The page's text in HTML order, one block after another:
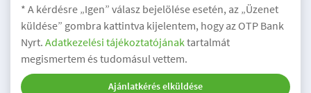
* A kérdésre „Igen” válasz bejelölése esetén, az „Üzenet
küldése” gombra kattintva kijelentem, hogy az OTP Bank
Nyrt. Adatkezelési tájékoztatójának tartalmát
megismertem és tudomásul vettem.
Ajánlatkérés elküldése